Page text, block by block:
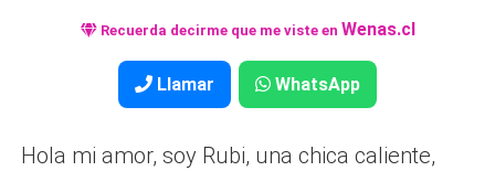
Recuerda decirme que me viste en Wenas.cl
Llamar WhatsApp
Hola mi amor, soy Rubi, una chica caliente,